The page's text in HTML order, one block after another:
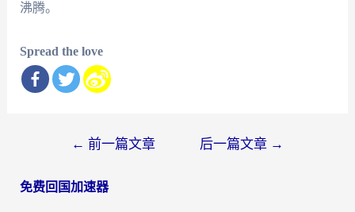
沸腾。
Spread the love
导
← 前一篇文章 后一篇文章 →
免费回国加速器